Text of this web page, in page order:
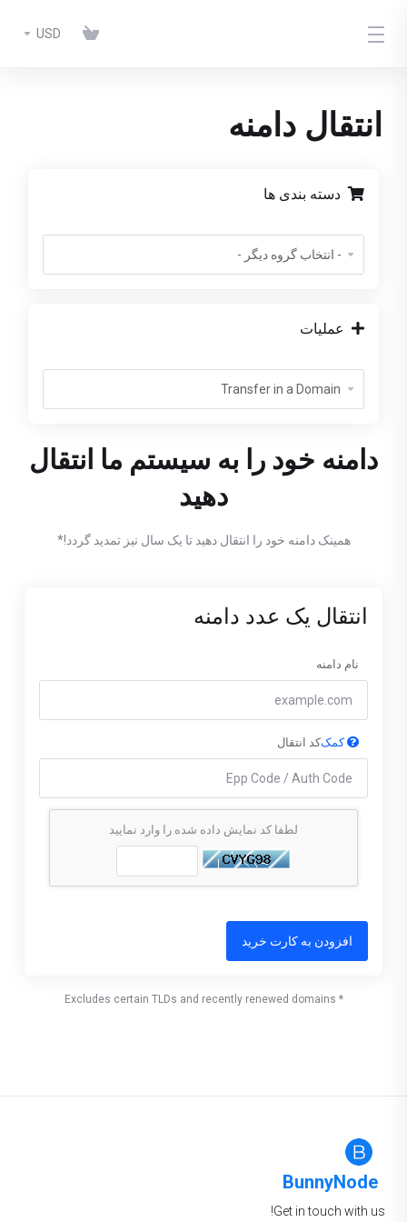
USD
انتقال دامنه
دسته بندی ها
عملیات
دامنه خود را به سیستم ما انتقال
دهید
همینک دامنه خود را انتقال دهید تا یک سال نیز تمدید گردد!*
انتقال یک عدد دامنه
نام دامنه
کد انتقالکمک
لطفا کد نمایش داده شده را وارد نمایید
افزودن به کارت خرید
* Excludes certain TLDs and recently renewed domains
BunnyNode
Get in touch with us!